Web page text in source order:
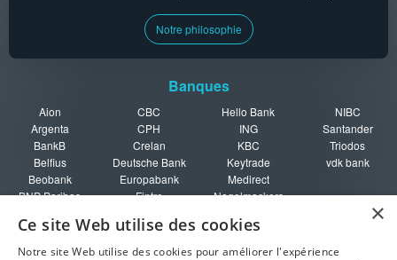
Notre philosophie
Banques
Aion
Argenta
BankB
Belfius
Beobank
BNP Paribas
CBC
CPH
Crelan
Deutsche Bank
Europabank
Fintro
Hello Bank
ING
KBC
Keytrade
Medirect
Nagelmackers
NIBC
Santander
Triodos
vdk bank
Guide
×
Ce site Web utilise des cookies
Notre site Web utilise des cookies pour améliorer l'expérience